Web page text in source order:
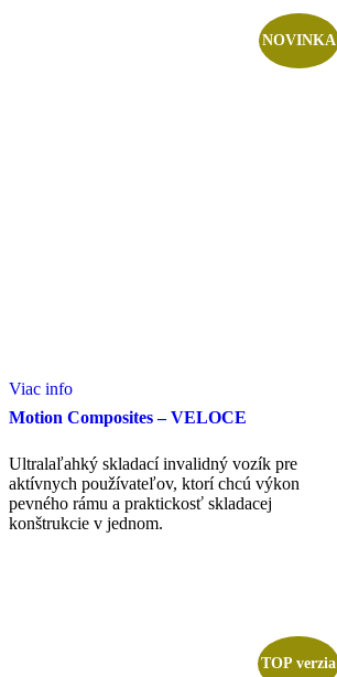
NOVINKA
Viac info
Motion Composites – VELOCE
Ultralaľahký skladací invalidný vozík pre
aktívnych používateľov, ktorí chcú výkon
pevného rámu a praktickosť skladacej
konštrukcie v jednom.
TOP verzia